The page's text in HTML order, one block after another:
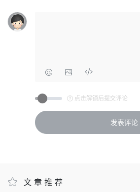
点击解锁后提交评论
文章推荐